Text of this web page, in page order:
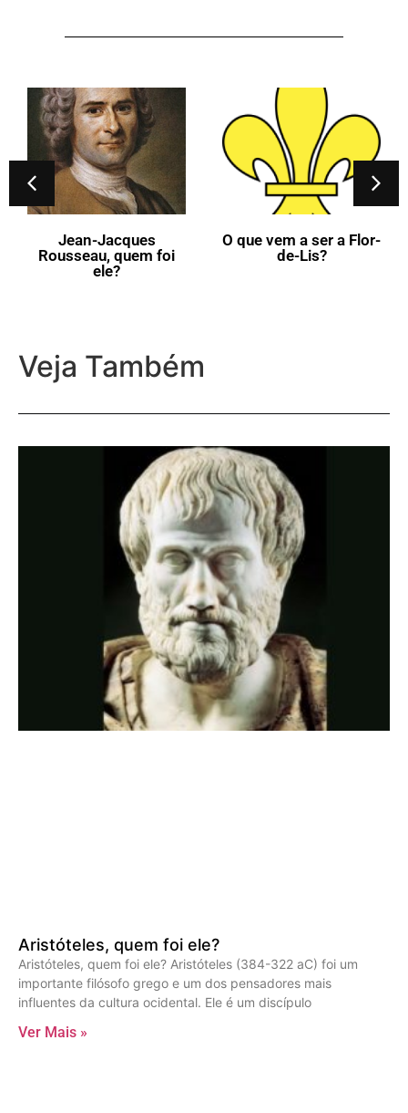
Jean-Jacques
Rousseau, quem foi
ele?
O que vem a ser a Flor-
de-Lis?
Veja Também
Aristóteles, quem foi ele?
Aristóteles, quem foi ele? Aristóteles (384-322 aC) foi um
importante filósofo grego e um dos pensadores mais
influentes da cultura ocidental. Ele é um discípulo
Ver Mais »